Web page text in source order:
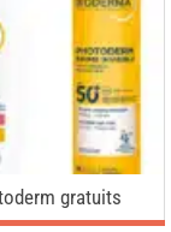
gratuits